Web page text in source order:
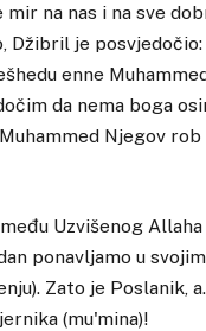
mir na nas i na sve
Džibril je
enne
da nema boga
Njegov
Uzvišenog Allaha
ponavljamo u
Zato je Poslanik,
(mu'mina)!